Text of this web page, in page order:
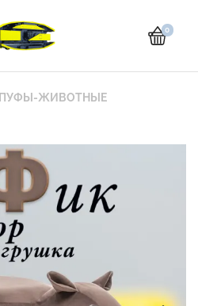
0
ПУФЫ-ЖИВОТНЫЕ